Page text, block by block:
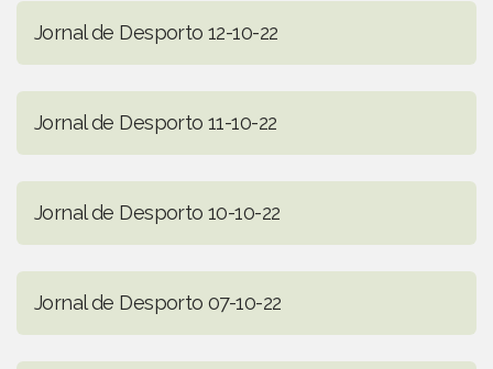
Jornal de Desporto 12-10-22
Jornal de Desporto 11-10-22
Jornal de Desporto 10-10-22
Jornal de Desporto 07-10-22